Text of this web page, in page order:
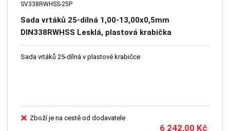
SV338RWHSS-25P
Sada vrtáků 25-dílná 1,00-13,00x0,5mm
DIN338RWHSS Lesklá, plastová krabička
Sada vrtáků 25-dílná v plastové krabičce
Zboží je na cestě od dodavatele
6 242,00 Kč